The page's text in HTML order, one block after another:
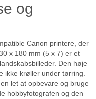
og
Canon printere, der
x 180 mm (5 x 7) er et
Den høje
ikke krøller under tørring.
let at opbevare og bruge
hobbyfotografen og den